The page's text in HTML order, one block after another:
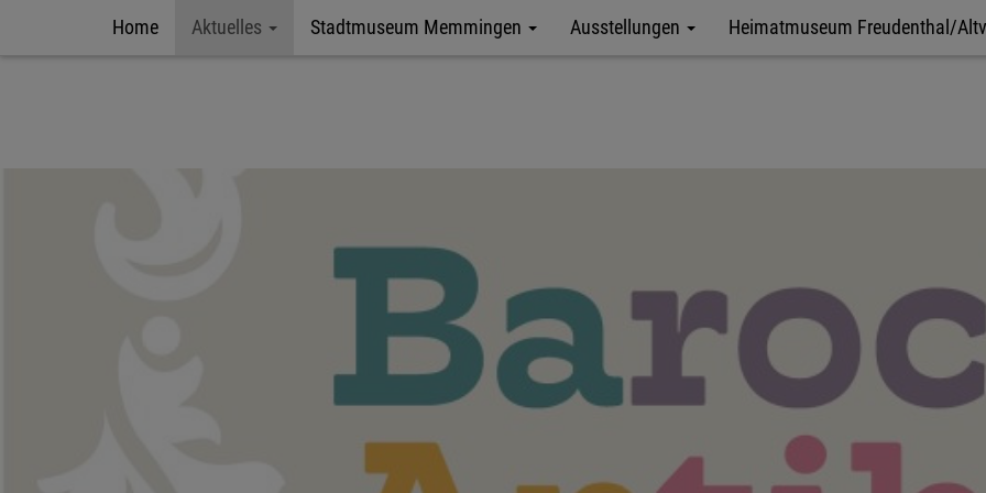
Home Aktuelles Stadtmuseum Memmingen Ausstellungen Heimatmuseum Freudenthal/